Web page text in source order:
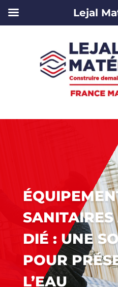
DIÉ : UNE
POUR
L’EAU
Lejal